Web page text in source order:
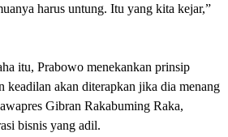
harus untung. Itu yang kita kejar,”
itu, Prabowo menekankan prin­sip
keadilan akan diterapkan jika dia menang
Gibran Rakabuming Raka,
bisnis yang adil.